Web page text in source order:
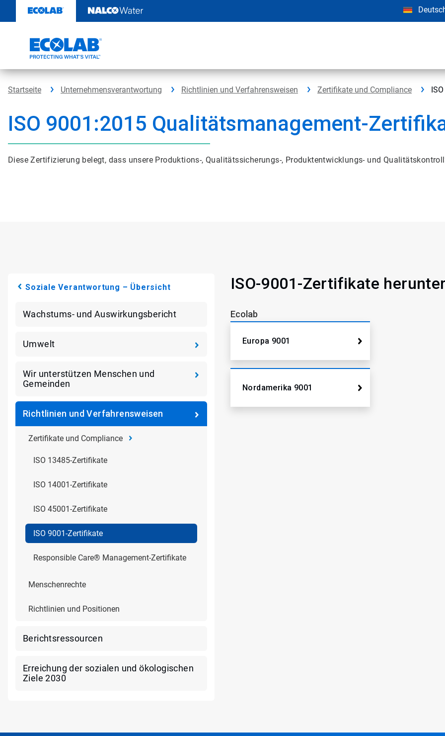
Inhalt
Startseite Unternehmensverantwortung Richtlinien und Verfahrensweisen Zertifikate und Compliance
ISO 9001:2015 Qualitätsmanagement-
Diese Zertifizierung belegt, dass unsere Produktions-, Qualitätssicherungs-, Produktentwicklungs- und
Soziale Verantwortung – Übersicht
Wachstums- und Auswirkungsbericht
Umwelt
Wir unterstützen Menschen und
Gemeinden
Richtlinien und Verfahrensweisen
Zertifikate und Compliance
ISO 13485-Zertifikate
ISO 14001-Zertifikate
ISO 45001-Zertifikate
ISO 9001-Zertifikate
Responsible Care® Management-Zertifikate
Menschenrechte
Richtlinien und Positionen
Berichtsressourcen
Erreichung der sozialen und ökologischen
Ziele 2030
ISO-9001-Zertifikate
Ecolab
Europa 9001
Nordamerika 9001